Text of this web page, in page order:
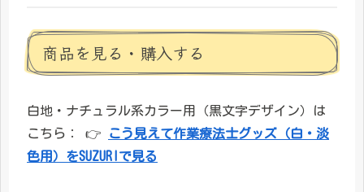
商品を見る・購入する
白地・ナチュラル系カラー用（黒文字デザイン）は
こちら： 👉
こう見えて作業療法士グッズ（白・淡
色用）をSUZURIで見る